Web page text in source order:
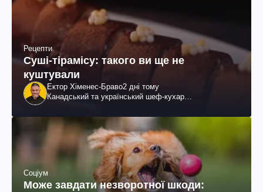
Рецепти
Суші-тірамісу: такого ви ще не
куштували
Ектор Хіменес-Браво2 дні тому
Канадський та український шеф-кухар
Соціум
Може завдати незворотної шкоди: